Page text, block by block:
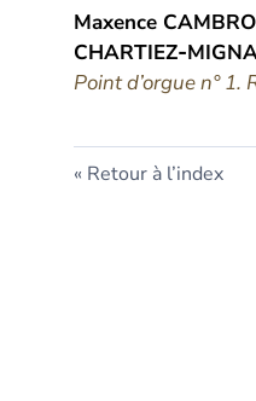
Maxence
Point d’orgue n° 1.
Retour à l’index